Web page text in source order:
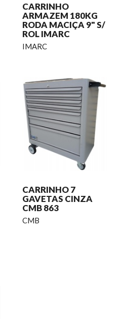
CARRINHO
ARMAZEM 180KG
RODA MACIÇA 9" S/
ROL IMARC
IMARC
CARRINHO 7
GAVETAS CINZA
CMB 863
CMB